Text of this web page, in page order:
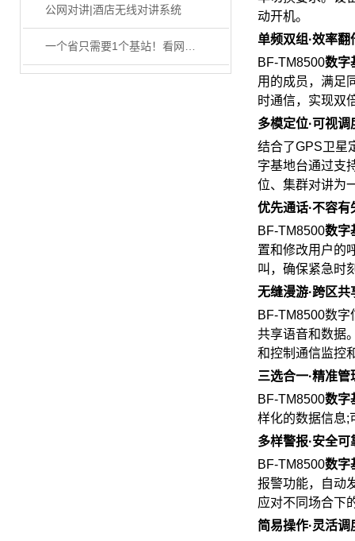
公网对讲|酒店无线对讲系统
动开机。
单频双组·效率翻
BF-TM8500数字
用的成员，满足
时通信，实现双
多模定位·可视调
结合了GPS卫星
字基地台通过支
位、集群对讲为
优先通话·不容有
BF-TM8500数字
置和修改用户的
叫，确保紧急时
无缝漫游·跨区共
BF-TM8500数
共享语音和数据
和控制通信监控
三选合一·精准管
BF-TM8500数字
样化的数据信息;
多样警报·安全可
BF-TM8500数字
报警功能，自动
应对不同场合下
简易操作·灵活调